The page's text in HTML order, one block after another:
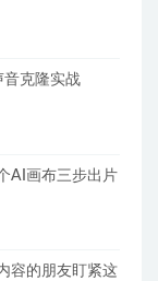
音克隆实战
AI画布三步出片
容的朋友盯紧这